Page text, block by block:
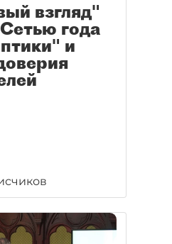
взгляд"
года
и